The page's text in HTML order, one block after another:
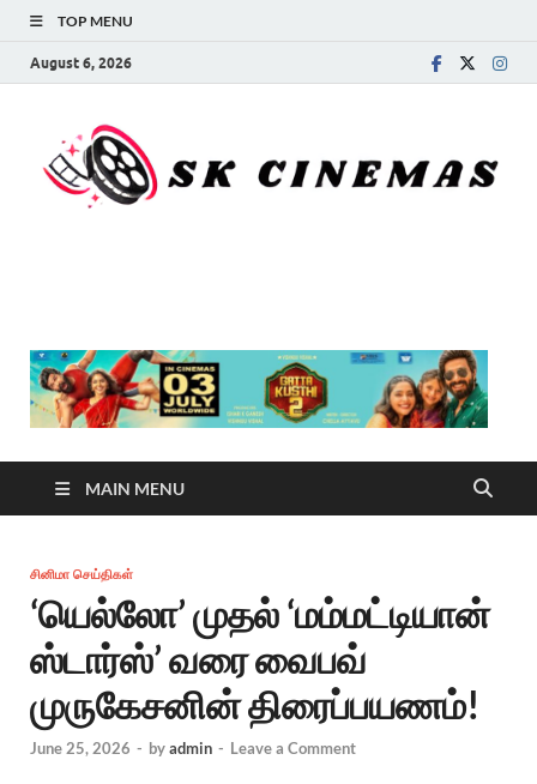
TOP MENU
August 6, 2026
MAIN MENU
சினிமா செய்திகள்
‘யெல்லோ’ முதல் ‘மம்மட்டியான்
ஸ்டார்ஸ்’ வரை வைபவ்
முருகேசனின் திரைப்பயணம்!
June 25, 2026 - byadmin - Leave a Comment